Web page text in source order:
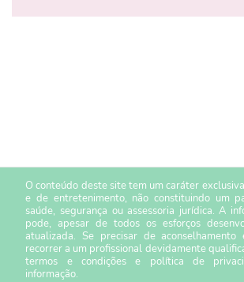
O conteúdo deste site tem um caráter
e de entretenimento, não constituindo um
saúde, segurança ou assessoria jurídica. A
pode, apesar de todos os esforços
atualizada. Se precisar de aconselhamento
recorrer a um profissional devidamente
termos e condiçõese política de
informação.